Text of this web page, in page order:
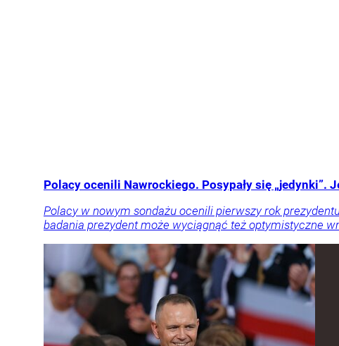
Polacy ocenili Nawrockiego. Posypały się „jedynki”.
Polacy w nowym sondażu ocenili pierwszy rok
badania prezydent może wyciągnąć też optymistyczne